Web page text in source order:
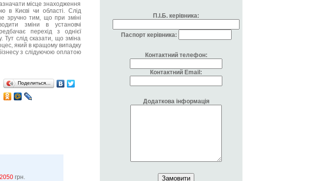
місце знаходження
в Києві чи області. Слід
зручно тим, що при зміні
зміни в установчі
перехід з однієї
Тут слід сказати, що зміна
який в кращому випадку
з слідуючою оплатою
Поделиться…
2050 грн.
П.І.Б. керівника:
Паспорт керівника:
Контактний телефон:
Контактний Email:
Додаткова інформація